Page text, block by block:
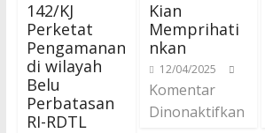
142/KJ
Perketat
Pengamanan
di wilayah
Belu
Perbatasan
RI-RDTL
Kian
Memprihati
nkan
12/04/2025
Komentar
Dinonaktifkan